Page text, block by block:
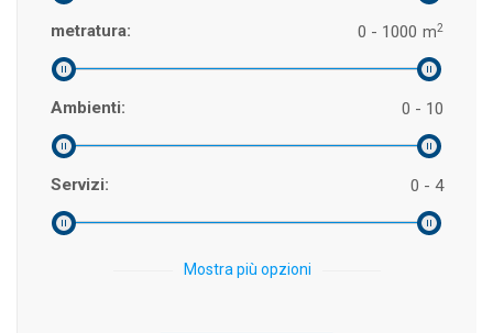
metratura: m2
0 - 1000
Ambienti: 0 - 10
Servizi: 0 - 4
Mostra più opzioni